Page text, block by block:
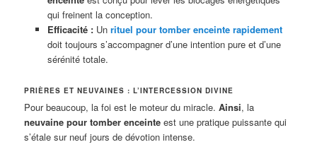
qui freinent la conception.
Efficacité :Un rituel pour tomber enceinte rapidement
doit toujours s’accompagner d’une intention pure et d’une
sérénité totale.
PRIÈRES ET NEUVAINES : L’INTERCESSION DIVINE
Pour beaucoup, la foi est le moteur du miracle.Ainsi, la
neuvaine pour tomber enceinte est une pratique puissante qui
s’étale sur neuf jours de dévotion intense.